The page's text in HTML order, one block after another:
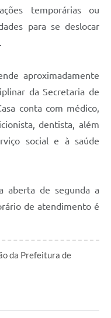
temporárias ou
para se deslocar
aproximadamente
da Secretaria de
conta com médico,
dentista, além
social e à saúde
aberta de segunda a
de atendimento é
da Prefeitura de